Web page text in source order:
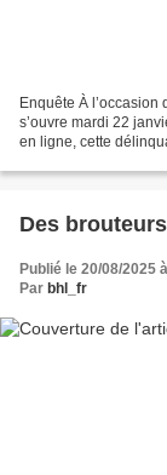
Enquête À
s’ouvre mardi 22
en ligne, cette
Des
Publié le 20/08/2025
Par bhl_fr